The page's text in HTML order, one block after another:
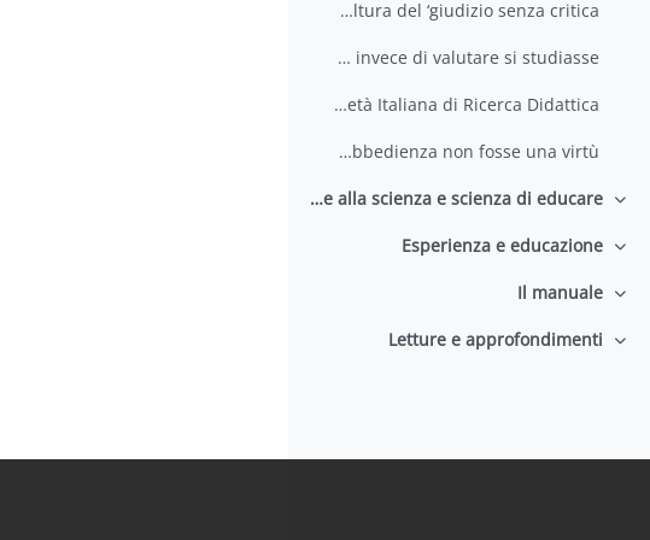
Contro la cultura del ‘giudizio senza critica’
E se invece di valutare si studiasse
Manifesto Società Italiana di Ricerca Didattica
Se l’obbedienza non fosse una virtù
طي Educare alla scienza e scienza di educare
طيEsperienza e educazione
طيIl manuale
طيLetture e approfondimenti